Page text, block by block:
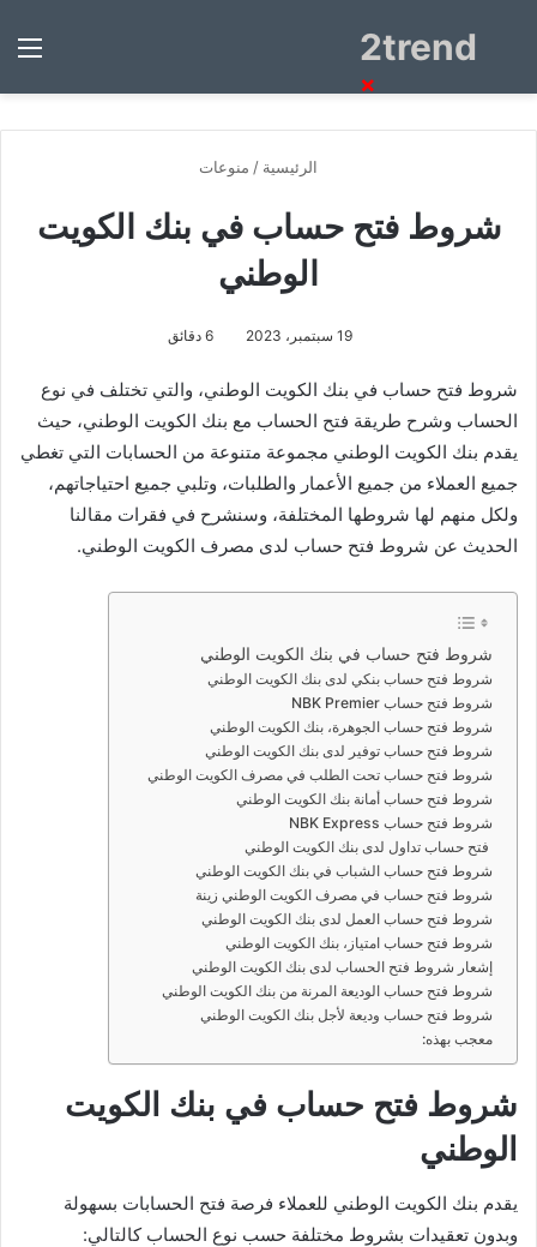
2trendبحث
الرئيسية / منوعات
شروط فتح حساب في بنك الكويت
الوطني
19 سبتمبر، 2023 6 دقائق
شروط فتح حساب في بنك الكويت الوطني، والتي تختلف في نوع
الحساب وشرح طريقة فتح الحساب مع بنك الكويت الوطني، حيث
يقدم بنك الكويت الوطني مجموعة متنوعة من الحسابات التي تغطي
جميع العملاء من جميع الأعمار والطلبات، وتلبي جميع احتياجاتهم،
ولكل منهم لها شروطها المختلفة، وسنشرح في فقرات مقالنا
الحديث عن شروط فتح حساب لدى مصرف الكويت الوطني.
شروط فتح حساب في بنك الكويت الوطني
شروط فتح حساب بنكي لدى بنك الكويت الوطني
شروط فتح حساب NBK Premier
شروط فتح حساب الجوهرة، بنك الكويت الوطني
شروط فتح حساب توفير لدى بنك الكويت الوطني
شروط فتح حساب تحت الطلب في مصرف الكويت الوطني
شروط فتح حساب أمانة بنك الكويت الوطني
شروط فتح حساب NBK Express
فتح حساب تداول لدى بنك الكويت الوطني
شروط فتح حساب الشباب في بنك الكويت الوطني
شروط فتح حساب في مصرف الكويت الوطني زينة
شروط فتح حساب العمل لدى بنك الكويت الوطني
شروط فتح حساب امتياز، بنك الكويت الوطني
إشعار شروط فتح الحساب لدى بنك الكويت الوطني
شروط فتح حساب الوديعة المرنة من بنك الكويت الوطني
شروط فتح حساب وديعة لأجل بنك الكويت الوطني
معجب بهذه:
شروط فتح حساب في بنك الكويت
الوطني
يقدم بنك الكويت الوطني للعملاء فرصة فتح الحسابات بسهولة
وبدون تعقيدات بشروط مختلفة حسب نوع الحساب كالتالي:
×